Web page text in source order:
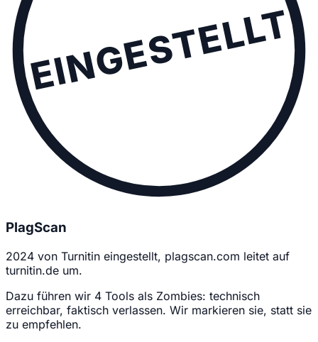
EINGESTELLT
PlagScan
2024 von Turnitin eingestellt, plagscan.com leitet auf
turnitin.de um.
Dazu führen wir 4 Tools als Zombies: technisch
erreichbar, faktisch verlassen. Wir markieren sie, statt sie
zu empfehlen.